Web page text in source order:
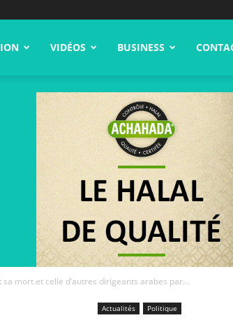
VIDÉOS BUSINESS
mort et celle d’autres dirigeants arabes par...
Actualités Politique